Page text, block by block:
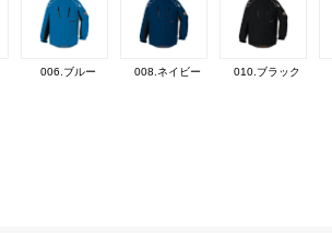
006.ブルー 008.ネイビー 010.ブラック